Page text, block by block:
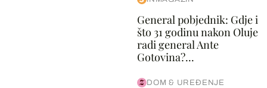
General pobjednik: Gdje i
što 31 godinu nakon Oluje
radi general Ante
Gotovina?...
DOM & UREĐENJE